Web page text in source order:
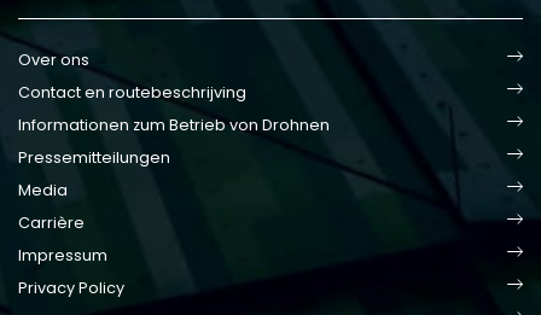
Over ons
Contact en routebeschrijving
Informationen zum Betrieb von Drohnen
Pressemitteilungen
Media
Carrière
Impressum
Privacy Policy